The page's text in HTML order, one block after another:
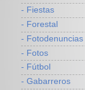
- Fiestas
- Forestal
- Fotodenuncias
- Fotos
- Fútbol
- Gabarreros